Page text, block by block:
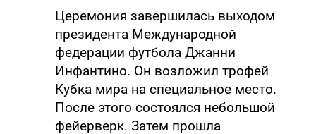
Церемония завершилась выходом
президента Международной
федерации футбола Джанни
Инфантино. Он возложил трофей
Кубка мира на специальное место.
После этого состоялся небольшой
фейерверк. Затем прошла